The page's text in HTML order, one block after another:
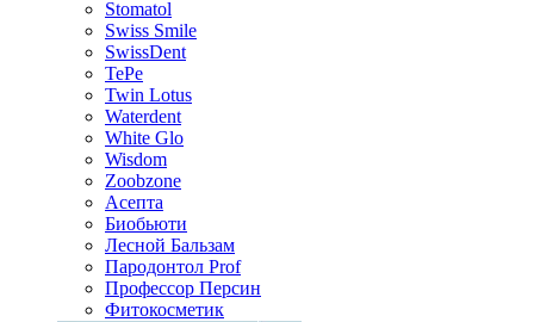
Stomatol
Swiss Smile
SwissDent
TePe
Twin Lotus
Waterdent
White Glo
Wisdom
Zoobzone
Асепта
Биобьюти
Лесной Бальзам
Пародонтол Prof
Профессор Персин
Фитокосметик